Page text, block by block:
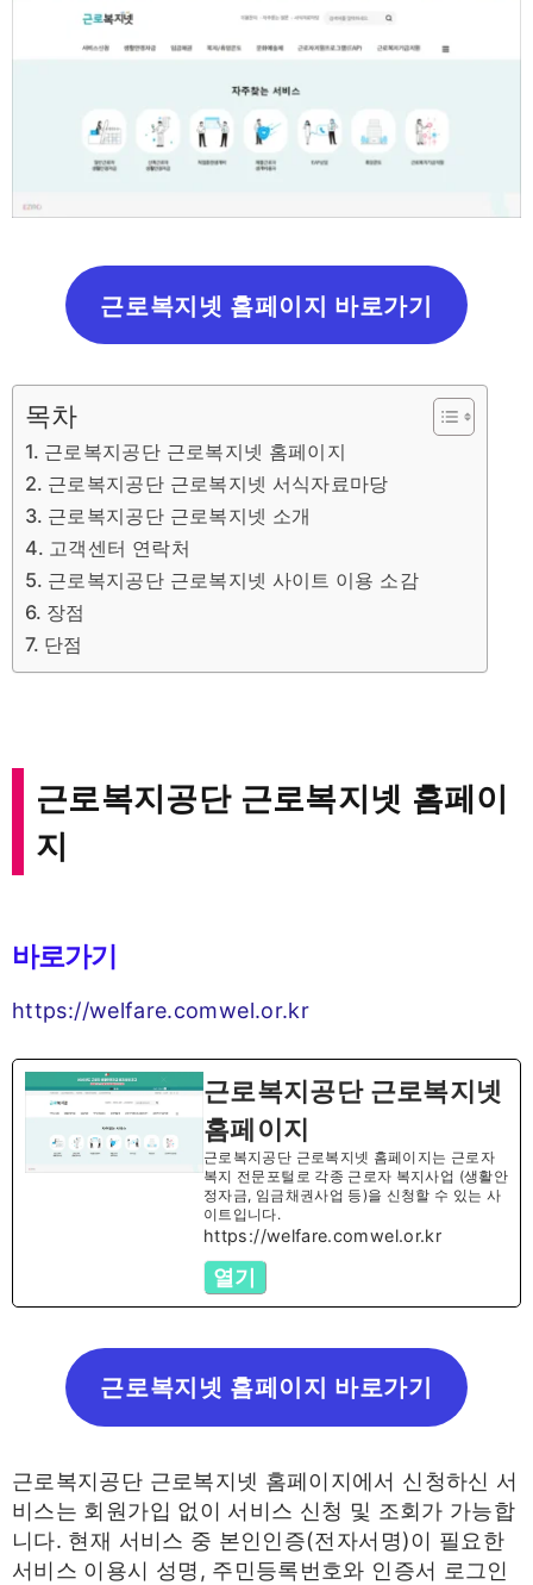
근로복지넷 홈페이지 바로가기
목차
근로복지공단 근로복지넷 홈페이지
근로복지공단 근로복지넷 서식자료마당
근로복지공단 근로복지넷 소개
고객센터 연락처
근로복지공단 근로복지넷 사이트 이용 소감
장점
단점
근로복지공단 근로복지넷 홈페이
지
바로가기
https://welfare.comwel.or.kr
근로복지공단 근로복지넷
홈페이지
근로복지공단 근로복지넷 홈페이지는 근로자
복지 전문포털로 각종 근로자 복지사업 (생활안
정자금, 임금채권사업 등)을 신청할 수 있는 사
이트입니다.
https://welfare.comwel.or.kr
열기
근로복지넷 홈페이지 바로가기
근로복지공단 근로복지넷 홈페이지에서 신청하신 서
비스는 회원가입 없이 서비스 신청 및 조회가 가능합
니다. 현재 서비스 중 본인인증(전자서명)이 필요한
서비스 이용시 성명, 주민등록번호와 인증서 로그인